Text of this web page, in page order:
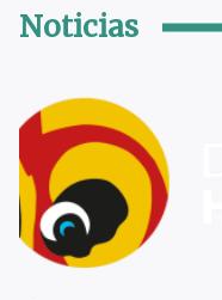
Noticias